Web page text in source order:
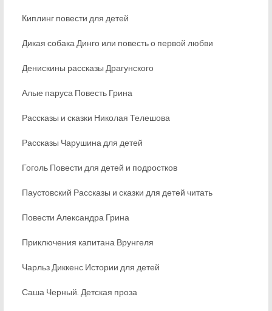
Киплинг повести для детей
Дикая собака Динго или повесть о первой любви
Денискины рассказы Драгунского
Алые паруса Повесть Грина
Рассказы и сказки Николая Телешова
Рассказы Чарушина для детей
Гоголь Повести для детей и подростков
Паустовский Рассказы и сказки для детей читать
Повести Александра Грина
Приключения капитана Врунгеля
Чарльз Диккенс Истории для детей
Саша Черный. Детская проза